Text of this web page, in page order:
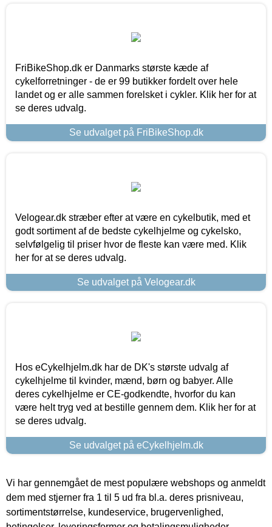
FriBikeShop.dk er Danmarks største kæde af
cykelforretninger - de er 99 butikker fordelt over hele
landet og er alle sammen forelsket i cykler. Klik her for at
se deres udvalg.
Se udvalget på FriBikeShop.dk
Velogear.dk stræber efter at være en cykelbutik, med et
godt sortiment af de bedste cykelhjelme og cykelsko,
selvfølgelig til priser hvor de fleste kan være med. Klik
her for at se deres udvalg.
Se udvalget på Velogear.dk
Hos eCykelhjelm.dk har de DK's største udvalg af
cykelhjelme til kvinder, mænd, børn og babyer. Alle
deres cykelhjelme er CE-godkendte, hvorfor du kan
være helt tryg ved at bestille gennem dem. Klik her for at
se deres udvalg.
Se udvalget på eCykelhjelm.dk
Vi har gennemgået de mest populære webshops og anmeldt
dem med stjerner fra 1 til 5 ud fra bl.a. deres prisniveau,
sortimentstørrelse, kundeservice, brugervenlighed,